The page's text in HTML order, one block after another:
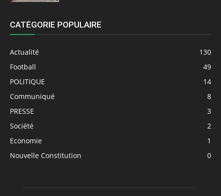
CATÉGORIE POPULAIRE
Actualité
130
Football
49
POLITIQUE
14
Communiqué
8
PRESSE
3
Société
2
Economie
1
Nouvelle Constitution
0